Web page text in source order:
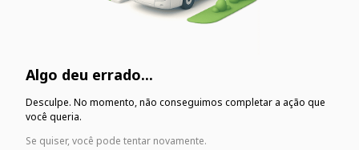
Algo deu errado...
Desculpe. No momento, não conseguimos completar a ação que
você queria.
Se quiser, você pode tentar novamente.